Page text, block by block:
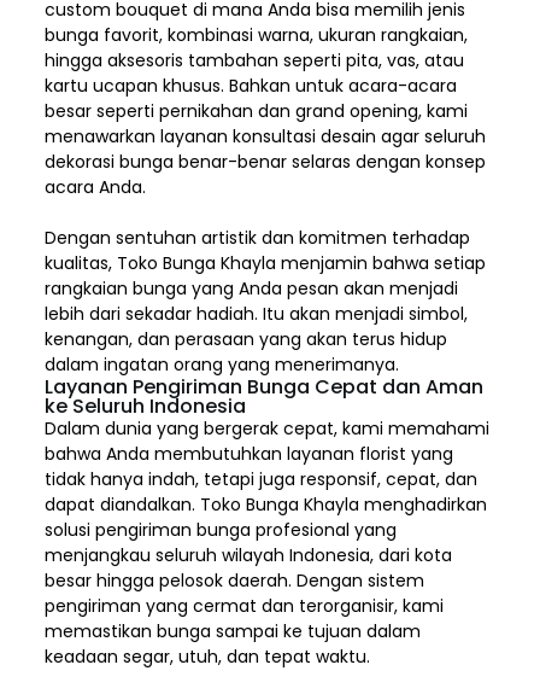
custom bouquet di mana Anda bisa memilih jenis
bunga favorit, kombinasi warna, ukuran rangkaian,
hingga aksesoris tambahan seperti pita, vas, atau
kartu ucapan khusus. Bahkan untuk acara-acara
besar seperti pernikahan dan grand opening, kami
menawarkan layanan konsultasi desain agar seluruh
dekorasi bunga benar-benar selaras dengan konsep
acara Anda.
Dengan sentuhan artistik dan komitmen terhadap
kualitas, Toko Bunga Khayla menjamin bahwa setiap
rangkaian bunga yang Anda pesan akan menjadi
lebih dari sekadar hadiah. Itu akan menjadi simbol,
kenangan, dan perasaan yang akan terus hidup
dalam ingatan orang yang menerimanya.
Layanan Pengiriman Bunga Cepat dan Aman
ke Seluruh Indonesia
Dalam dunia yang bergerak cepat, kami memahami
bahwa Anda membutuhkan layanan florist yang
tidak hanya indah, tetapi juga responsif, cepat, dan
dapat diandalkan. Toko Bunga Khayla menghadirkan
solusi pengiriman bunga profesional yang
menjangkau seluruh wilayah Indonesia,dari kota
besar hingga pelosok daerah. Dengan sistem
pengiriman yang cermat dan terorganisir, kami
memastikan bunga sampai ke tujuan dalam
keadaan segar, utuh, dan tepat waktu.